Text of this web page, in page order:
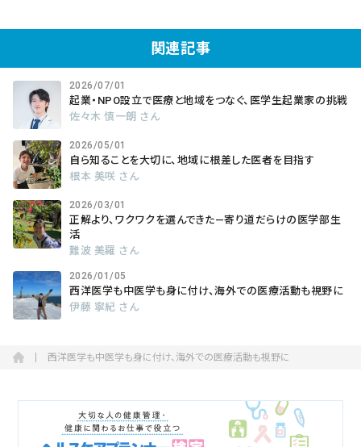
関連記事
2026/07/01
起業・NPO設立で医療と地域をつなぐ、医学生起業家の挑戦
佐々木 慎一朗 さん
2026/05/01
自ら知ることを大切に、地域に根差した医者を目指す
根本 美咲 さん
2026/03/01
正解より、ワクワクを選んできた―寄り道だらけの医学部生
活
難波 美羅 さん
2026/01/05
西洋医学も中医学も身に付け、海外での医療活動も視野に
伊藤 寧紀 さん
西洋医学も中医学も身に付け、海外での医療活動も視野に